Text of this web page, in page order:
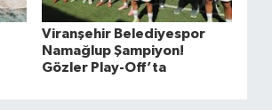
Viranşehir Belediyespor
Namağlup Şampiyon!
Gözler Play-Off’ta